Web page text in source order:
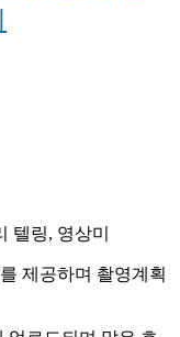
텔링, 영상미
제공하며 촬영계획